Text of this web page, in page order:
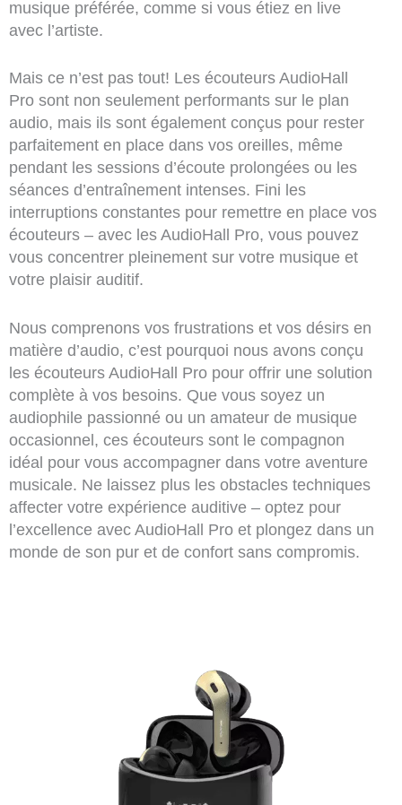
musique préférée, comme si vous étiez en live
avec l’artiste.
Mais ce n’est pas tout! Les écouteurs AudioHall
Pro sont non seulement performants sur le plan
audio, mais ils sont également conçus pour rester
parfaitement en place dans vos oreilles, même
pendant les sessions d’écoute prolongées ou les
séances d’entraînement intenses. Fini les
interruptions constantes pour remettre en place vos
écouteurs – avec les AudioHall Pro, vous pouvez
vous concentrer pleinement sur votre musique et
votre plaisir auditif.
Nous comprenons vos frustrations et vos désirs en
matière d’audio, c’est pourquoi nous avons conçu
les écouteurs AudioHall Pro pour offrir une solution
complète à vos besoins. Que vous soyez un
audiophile passionné ou un amateur de musique
occasionnel, ces écouteurs sont le compagnon
idéal pour vous accompagner dans votre aventure
musicale. Ne laissez plus les obstacles techniques
affecter votre expérience auditive – optez pour
l’excellence avec AudioHall Pro et plongez dans un
monde de son pur et de confort sans compromis.